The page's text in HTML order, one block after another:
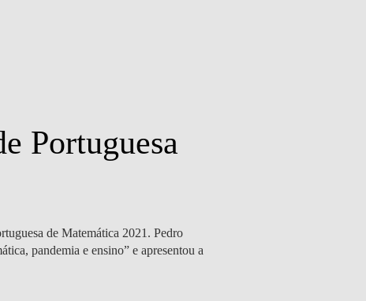
Portuguesa
de Matemática 2021. Pedro
pandemia e ensino” e apresentou a